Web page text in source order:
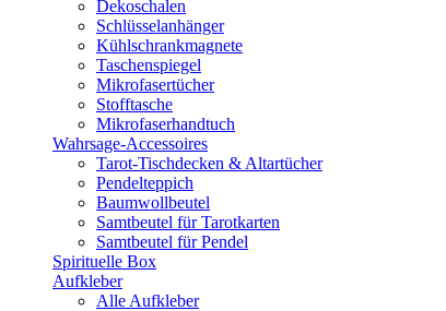
Dekoschalen
Schlüsselanhänger
Kühlschrankmagnete
Taschenspiegel
Mikrofasertücher
Stofftasche
Mikrofaserhandtuch
Wahrsage-Accessoires
Tarot-Tischdecken & Altartücher
Pendelteppich
Baumwollbeutel
Samtbeutel für Tarotkarten
Samtbeutel für Pendel
Spirituelle Box
Aufkleber
Alle Aufkleber